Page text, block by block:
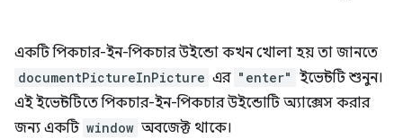
একটি পিকচার-ইন-পিকচার উইন্ডো কখন খোলা হয় তা জানতে
documentPictureInPicture এর "enter" ইভেন্টটি শুনুন।
এই ইভেন্টটিতে পিকচার-ইন-পিকচার উইন্ডোটি অ্যাক্সেস করার
জন্য একটি window অবজেক্ট থাকে।